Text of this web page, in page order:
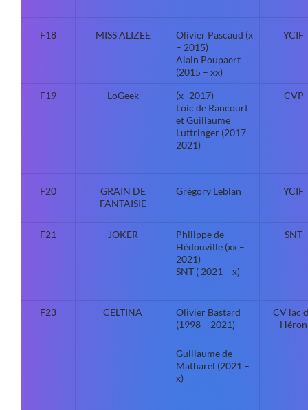
F18 MISS ALIZEE
Olivier Pascaud (x
– 2015)
Alain Poupaert
(2015 – xx)
YCIF
F19 LoGeek
(x- 2017)
Loic de Rancourt
et Guillaume
Luttringer (2017 –
2021)
CVP
F20
GRAIN DE
FANTAISIE
Grégory Leblan YCIF
F21 JOKER
Philippe de
Hédouville (xx –
2021)
SNT ( 2021 – x)
SNT
F23 CELTINA
Olivier Bastard
(1998 – 2021)
Guillaume de
Matharel (2021 –
x)
CV lac
Héron